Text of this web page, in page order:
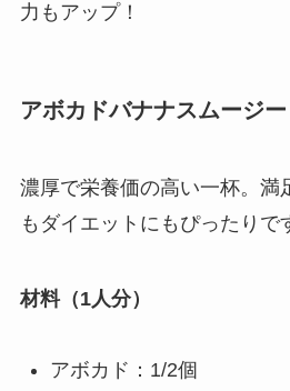
力もアップ！
アボカドバナナスムージー
濃厚で栄養価の高い一杯。満
もダイエットにもぴったりで
材料（1人分）
アボカド：1/2個